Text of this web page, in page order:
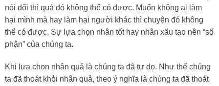
nói dối thì quả đó không thể có được. Muốn không ai làm
hại mình mà hay làm hại người khác thì chuyện đó không
thể có được, Sự lựa chọn nhân tốt hay nhân xấu tạo nên “số
phận” của chúng ta.
Khi lựa chọn nhân quả là chúng ta đã tự do. Như thế chúng
ta đã thoát khỏi nhân quả, theo ý nghĩa là chúng ta đã thoát